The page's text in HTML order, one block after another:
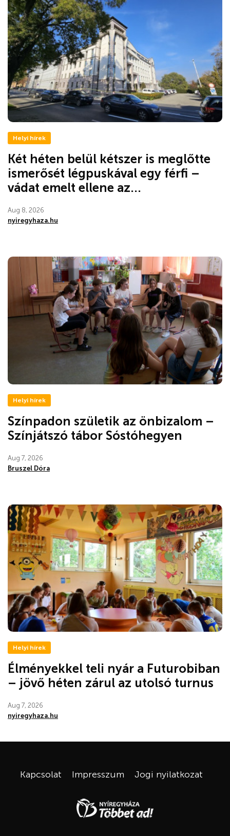
Helyi hírek
Két héten belül kétszer is meglőtte
ismerősét légpuskával egy férfi –
vádat emelt ellene az...
Aug 8, 2026
nyiregyhaza.hu
Helyi hírek
Színpadon születik az önbizalom –
Színjátszó tábor Sóstóhegyen
Aug 7, 2026
Bruszel Dóra
Helyi hírek
Élményekkel teli nyár a Futurobiban
– jövő héten zárul az utolsó turnus
Aug 7, 2026
nyiregyhaza.hu
Kapcsolat Impresszum Jogi nyilatkozat